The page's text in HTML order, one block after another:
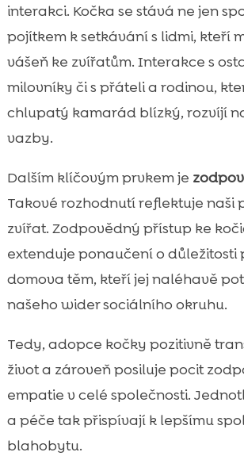
interakci. Kočka se stává ne jen
pojítkem k setkávání s lidmi, kteří
vášeň ke zvířatům. Interakce s
milovníky či s přáteli a rodinou,
chlupatý kamarád blízký, rozvíjí
vazby.
Dalším klíčovým prvkem je
Takové rozhodnutí reflektuje naši
zvířat. Zodpovědný přístup ke
extenduje ponaučení o důležitosti
domova těm, kteří jej naléhavě
našeho wider sociálního okruhu.
Tedy, adopce kočky pozitivně
život a zároveň posiluje pocit
empatie v celé společnosti.
a péče tak přispívají k lepšímu
blahobytu.